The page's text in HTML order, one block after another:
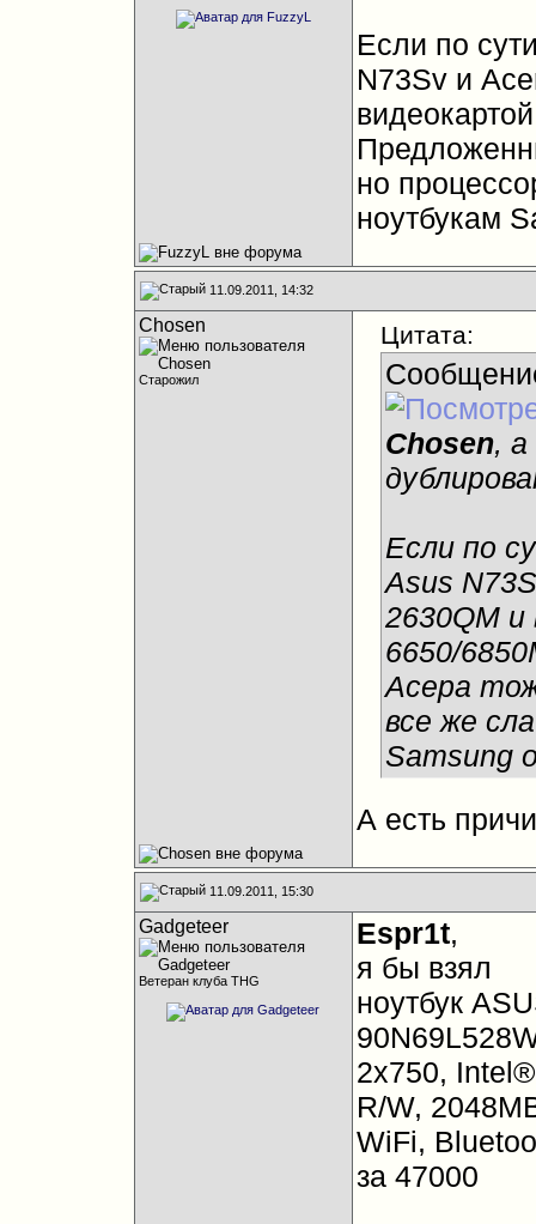
Если по
N73Sv и
но
ноутбукам
11.09.2011, 14:32
Chosen
Старожил
Цитата:
Chosen, а
Если по
Asus
2630QM и
6650/
Асера
все же
Samsung
А есть
11.09.2011, 15:30
Gadgeteer
Ветеран клуба THG
Espr1t,
я бы взял
ноутбук
2x750,
R/W,
WiFi,
за 47000